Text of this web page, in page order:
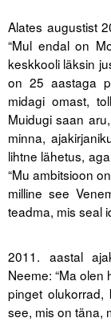
Alates augustist
“Mul endal on
keskkooli läksin
on 25 aastaga
midagi omast,
Muidugi saan
minna,
lihtne lähetus,
“Mu ambitsioon
milline see
teadma, mis seal
2011. aastal
Neeme: “Ma
pinget
see, mis on täna,